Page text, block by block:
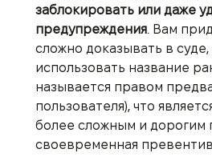
заблокировать или даже
предупреждения. Вам
сложно доказывать в суде,
использовать название
называется правом
пользователя), что
более сложным и дорогим
своевременная